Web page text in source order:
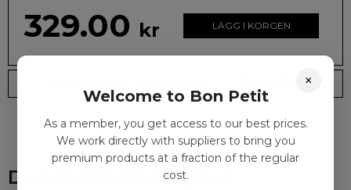
329.00 kr LÄGG I KORGEN
Frakt EURO 4
Du kanske också gillar
×
Welcome to Bon Petit
As a member, you get access to our best prices.
We work directly with suppliers to bring you
premium products at a fraction of the regular
cost.